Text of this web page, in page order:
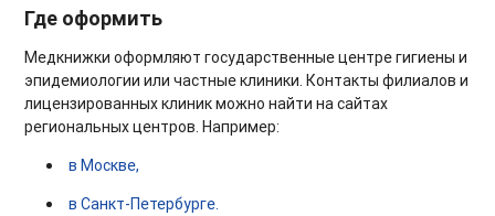
Где оформить
Медкнижки оформляют государственные центре гигиены и
эпидемиологии или частные клиники. Контакты филиалов и
лицензированных клиник можно найти на сайтах
региональных центров. Например:
в Москве,
в Санкт-Петербурге.